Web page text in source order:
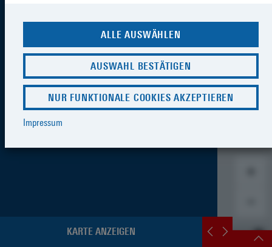
SCHNELLZUGRIFF
KARTE ANZEIGEN
ALLE AUSWÄHLEN
AUSWAHL BESTÄTIGEN
NUR FUNKTIONALE COOKIES AKZEPTIEREN
Impressum